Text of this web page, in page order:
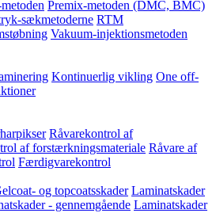
Premix-metoden (DMC, BMC)
sækmetoderne RTM
Vakuum-injektionsmetoden
Kontinuerlig vikling One off-
Råvarekontrol af
af forstærkningsmateriale Råvare af
Færdigvarekontrol
og topcoatsskader Laminatskader
- gennemgående Laminatskader